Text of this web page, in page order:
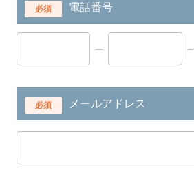
必須 電話番号
必須 メールアドレス